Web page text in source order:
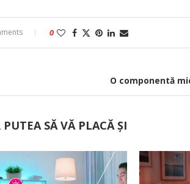
0
O componentă
PUTEA SĂ VĂ PLACĂ ȘI